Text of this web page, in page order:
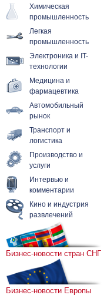
Химическая
промышленность
Легкая
промышленность
Электроника и IT-
технологии
Медицина и
фармацевтика
Автомобильный
рынок
Транспорт и
логистика
Производство и
услуги
Интервью и
комментарии
Кино и индустрия
развлечений
Бизнес-новости стран СНГ
Бизнес-новости Европы